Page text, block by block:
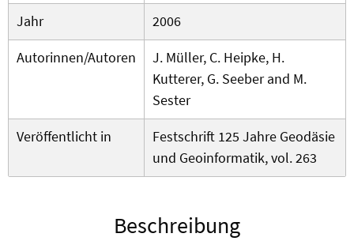
Jahr
2006
Autorinnen/Autoren
J. Müller, C. Heipke, H.
Kutterer, G. Seeber and M.
Sester
Veröffentlicht in
Festschrift 125 Jahre Geodäsie
und Geoinformatik, vol. 263
Beschreibung